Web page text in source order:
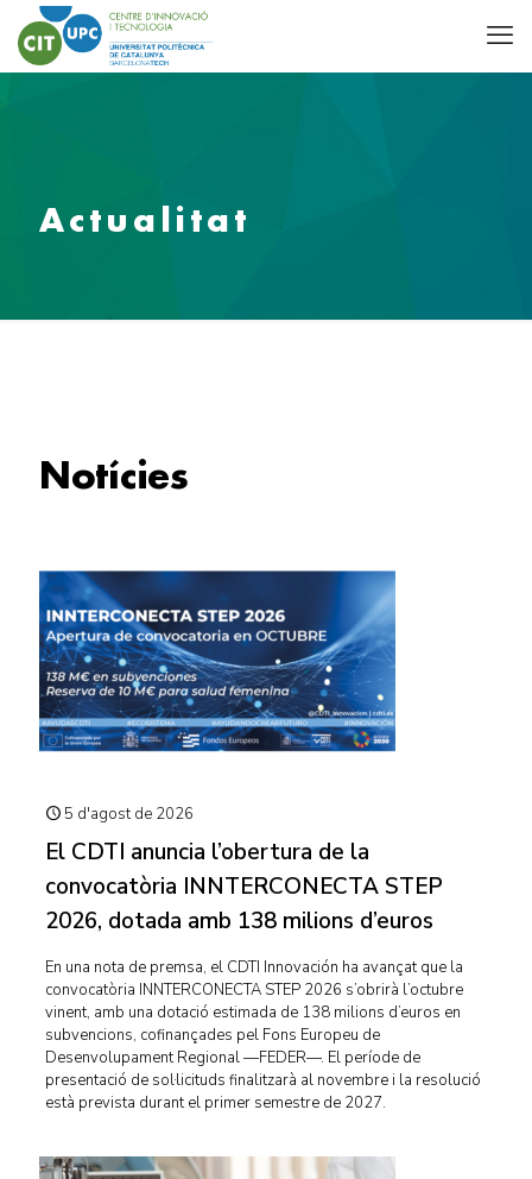
Actualitat
Notícies
5 d'agost de 2026
El CDTI anuncia l’obertura de la
convocatòria INNTERCONECTA STEP
2026, dotada amb 138 milions d’euros
En una nota de premsa, el CDTI Innovación ha avançat que la
convocatòria INNTERCONECTA STEP 2026 s’obrirà l’octubre
vinent, amb una dotació estimada de 138 milions d’euros en
subvencions, cofinançades pel Fons Europeu de
Desenvolupament Regional —FEDER—. El període de
presentació de sol·licituds finalitzarà al novembre i la resolució
està prevista durant el primer semestre de 2027.